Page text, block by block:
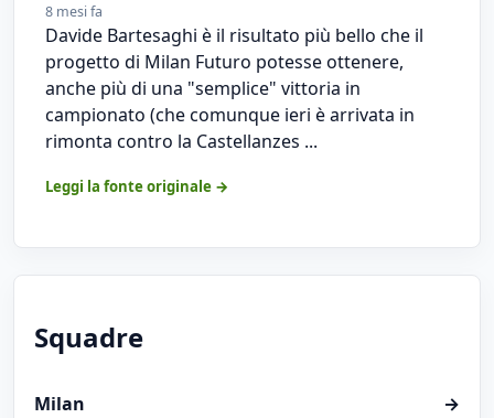
8 mesi fa
Davide Bartesaghi è il risultato più bello che il
progetto di Milan Futuro potesse ottenere,
anche più di una "semplice" vittoria in
campionato (che comunque ieri è arrivata in
rimonta contro la Castellanzes ...
Leggi la fonte originale →
Squadre
Milan →